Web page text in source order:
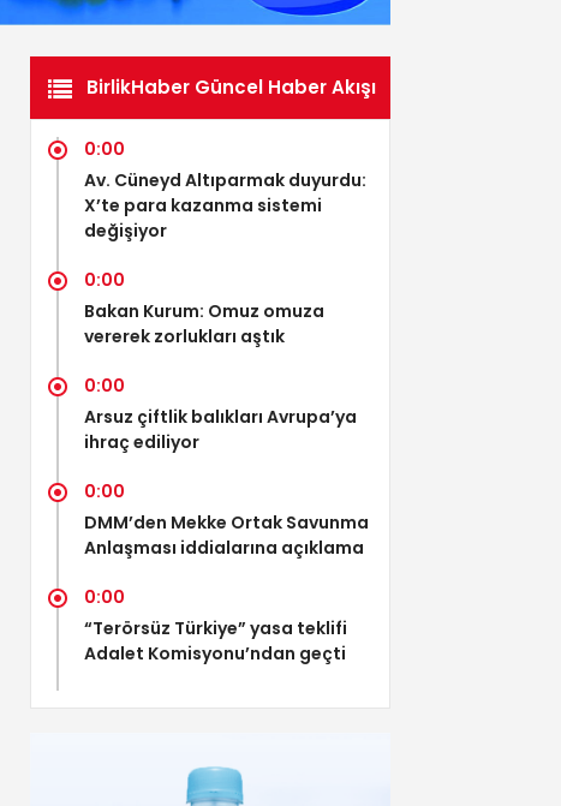
BirlikHaber Güncel Haber Akışı
0:00
Av. Cüneyd Altıparmak duyurdu:
X’te para kazanma sistemi
değişiyor
0:00
Bakan Kurum: Omuz omuza
vererek zorlukları aştık
0:00
Arsuz çiftlik balıkları Avrupa’ya
ihraç ediliyor
0:00
DMM’den Mekke Ortak Savunma
Anlaşması iddialarına açıklama
0:00
“Terörsüz Türkiye” yasa teklifi
Adalet Komisyonu’ndan geçti